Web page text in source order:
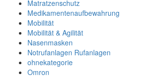
Matratzenschutz
Medikamentenaufbewahrung
Mobilität
Mobilität & Agilität
Nasenmasken
Notrufanlagen Rufanlagen
ohnekategorie
Omron